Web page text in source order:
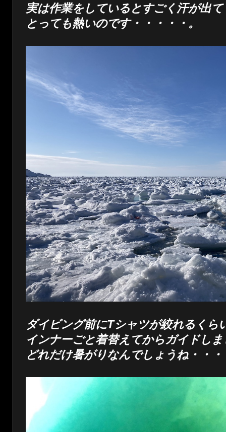
実は作業をしているとすごく汗が出て
とっても熱いのです・・・・・。
ダイビング前にTシャツが絞れるくら
インナーごと着替えてからガイドし
どれだけ暑がりなんでしょうね・・